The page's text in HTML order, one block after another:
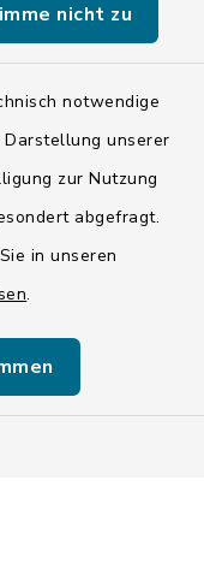
nicht zu
notwendige
Darstellung unserer
zur Nutzung
abgefragt.
in unseren
.